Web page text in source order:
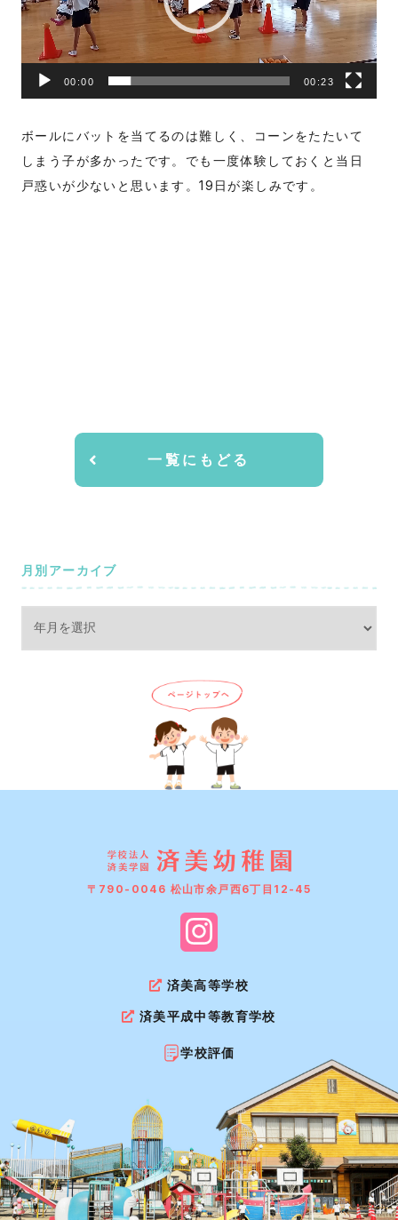
ー
00:00 00:23
ボールにバットを当てるのは難しく、コーンをたたいて
しまう子が多かったです。でも一度体験しておくと当日
戸惑いが少ないと思います。19日が楽しみです。
一覧にもどる
月別アーカイブ
〒790-0046 松山市余戸西6丁目12-45
済美高等学校
済美平成中等教育学校
学校評価